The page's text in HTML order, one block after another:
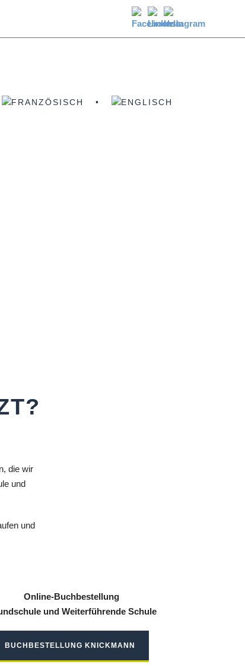
die wir
und
und
Online-Buchbestellung
und Weiterführende Schule
BUCHBESTELLUNG KNICKMANN